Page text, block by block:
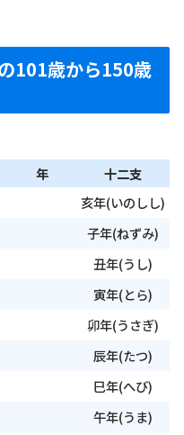
101歳から150歳
年 十二支
亥年(いのしし)
子年(ねずみ)
丑年(うし)
寅年(とら)
卯年(うさぎ)
辰年(たつ)
巳年(へび)
午年(うま)